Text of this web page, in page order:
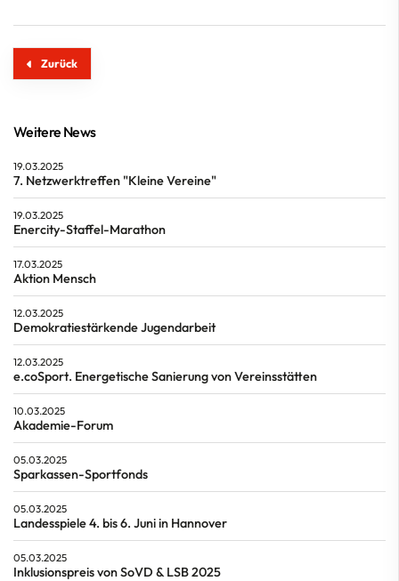
Zurück
Weitere News
19.03.2025
7. Netzwerktreffen "Kleine Vereine"
19.03.2025
Enercity-Staffel-Marathon
17.03.2025
Aktion Mensch
12.03.2025
Demokratiestärkende Jugendarbeit
12.03.2025
e.coSport. Energetische Sanierung von Vereinsstätten
10.03.2025
Akademie-Forum
05.03.2025
Sparkassen-Sportfonds
05.03.2025
Landesspiele 4. bis 6. Juni in Hannover
05.03.2025
Inklusionspreis von SoVD & LSB 2025